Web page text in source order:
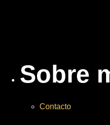
Sobre
Contacto